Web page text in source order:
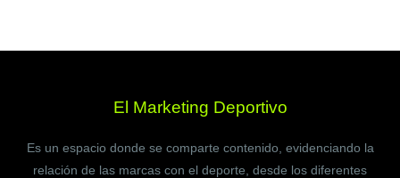
El Marketing Deportivo
Es un espacio donde se comparte contenido, evidenciando la
relación de las marcas con el deporte, desde los diferentes